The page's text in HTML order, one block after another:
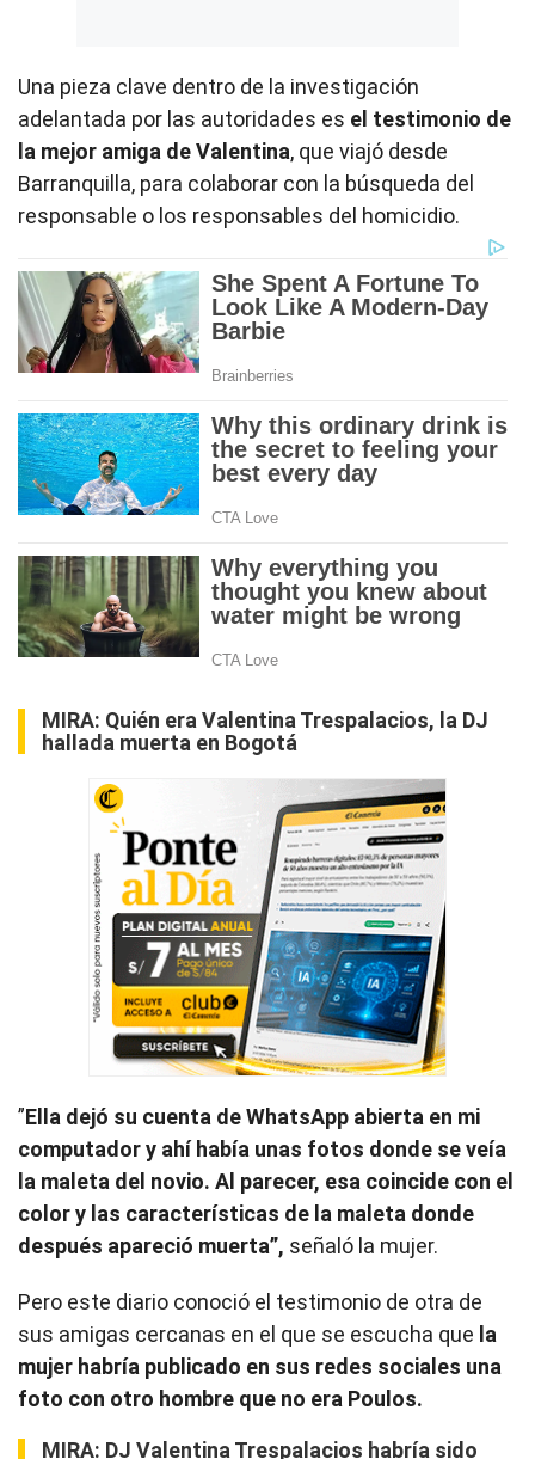
Una pieza clave dentro de la investigación
adelantada por las autoridades es el testimonio de
la mejor amiga de Valentina, que viajó desde
Barranquilla, para colaborar con la búsqueda del
responsable o los responsables del homicidio.
MIRA: Quién era Valentina Trespalacios, la DJ
hallada muerta en Bogotá
”Ella dejó su cuenta de WhatsApp abierta en mi
computador y ahí había unas fotos donde se veía
la maleta del novio. Al parecer, esa coincide con el
color y las características de la maleta donde
después apareció muerta”, señaló la mujer.
Pero este diario conoció el testimonio de otra de
sus amigas cercanas en el que se escucha que la
mujer habría publicado en sus redes sociales una
foto con otro hombre que no era Poulos.
MIRA: DJ Valentina Trespalacios habría sido